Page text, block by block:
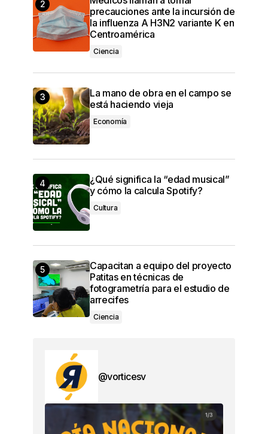
precauciones ante la incursión de
la influenza A H3N2 variante K en
Centroamérica
Ciencia
La mano de obra en el campo se
está haciendo vieja
Economía
¿Qué significa la “edad musical”
y cómo la calcula Spotify?
Cultura
Capacitan a equipo del proyecto
Patitas en técnicas de
fotogrametría para el estudio de
arrecifes
Ciencia
@vorticesv